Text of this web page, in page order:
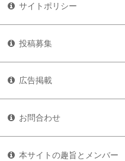
サイトポリシー
投稿募集
広告掲載
お問合わせ
本サイトの趣旨とメンバー